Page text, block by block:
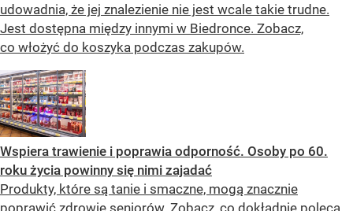
udowadnia, że jej znalezienie nie jest wcale takie trudne.
Jest dostępna między innymi w Biedronce. Zobacz,
co włożyć do koszyka podczas zakupów.
Wspiera trawienie i poprawia odporność. Osoby po 60.
roku życia powinny się nimi zajadać
Produkty, które są tanie i smaczne, mogą znacznie
poprawić zdrowie seniorów. Zobacz, co dokładnie poleca